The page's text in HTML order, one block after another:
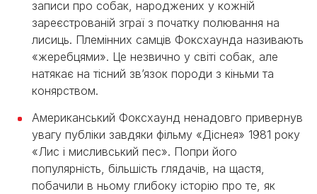
записи про собак, народжених у кожній
зареєстрованій зграї з початку полювання на
лисиць. Племінних самців Фоксхаунда називають
«жеребцями». Це незвично у світі собак, але
натякає на тісний зв’язок породи з кіньми та
конярством.
Американський Фоксхаунд ненадовго привернув
увагу публіки завдяки фільму «Діснея» 1981 року
«Лис і мисливський пес». Попри його
популярність, більшість глядачів, на щастя,
побачили в ньому глибоку історію про те, як